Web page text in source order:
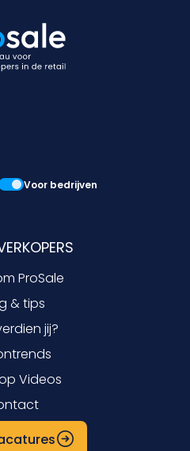
Voor bedrijven
ProSale
& tips
jij?
Videos